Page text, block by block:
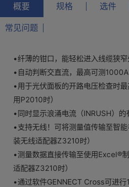
概要 规格 选件
常见问题
•纤薄的钳口，能轻松进入线缆狭
•自动判断交直流，最高可测1000A
•用于光伏面板的开路电压检查时
用P2010时）
•同时显示浪涌电流（INRUSH）的
•支持无线！可将测量值传输至智
装无线适配器Z3210时）
•测量数据直接传输至使用Excel®
适配器Z3210时）
•通过软件GENNECT Cross可进